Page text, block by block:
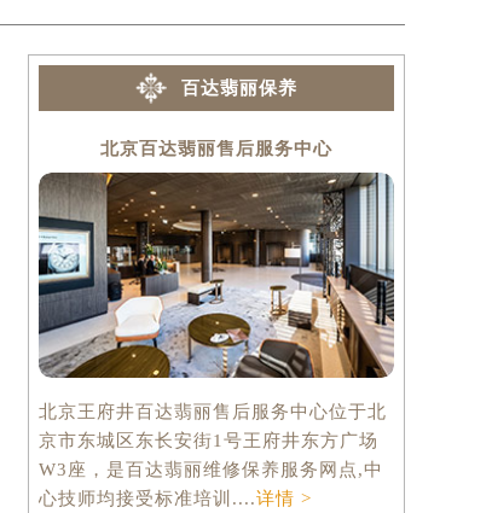
百达翡丽保养
北京百达翡丽售后服务中心
北京王府井百达翡丽售后服务中心位于北
京市东城区东长安街1号王府井东方广场
W3座，是百达翡丽维修保养服务网点,中
心技师均接受标准培训....详情 >